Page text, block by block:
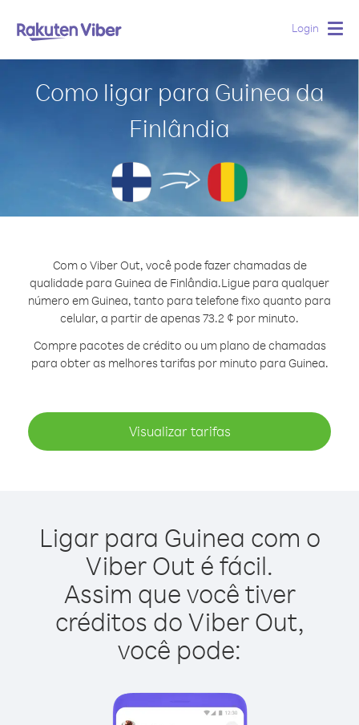
Login
Como ligar para Guinea da
Finlândia
Com o Viber Out, você pode fazer chamadas de
qualidade para Guinea de Finlândia.Ligue para qualquer
número em Guinea, tanto para telefone fixo quanto para
celular, a partir de apenas 73.2 ¢ por minuto.
Compre pacotes de crédito ou um plano de chamadas
para obter as melhores tarifas por minuto para Guinea.
Visualizar tarifas
Ligar para Guinea com o
Viber Out é fácil.
Assim que você tiver
créditos do Viber Out,
você pode: